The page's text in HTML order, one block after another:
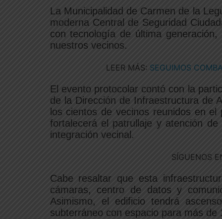
La Municipalidad de Carmen de la
moderna Central de Seguridad
con tecnología de última
nuestros vecinos.
LEER MÁS: SEGUIMOS
El evento protocolar contó con la
de la Dirección de Infraestructura de
los cientos de vecinos reunidos en
fortalecerá el patrullaje y atención
integración vecinal.
SÍGUENOS
Cabe resaltar que esta
cámaras, centro de datos y
Asimismo, el edificio tendrá
subterráneo con espacio para más de